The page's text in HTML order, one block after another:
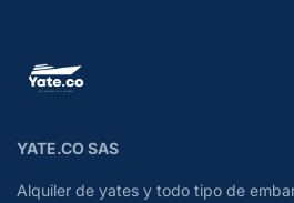
YATE.CO SAS
Alquiler de yates y todo tipo de